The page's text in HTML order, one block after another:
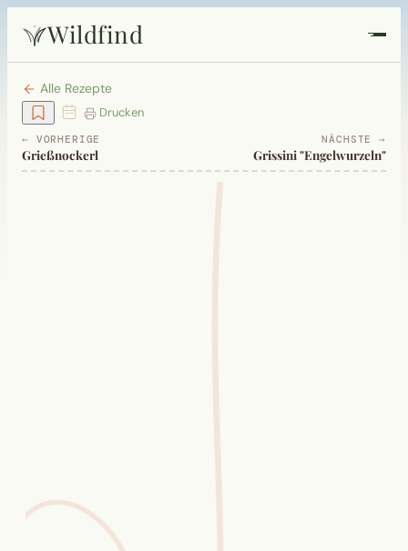
Wildfind
Startseite
Pflanzen
Blüten-Finder
Alle Rezepte
Drucken
← VORHERIGE
Grießnockerl
NÄCHSTE →
Grissini "Engelwurzeln"